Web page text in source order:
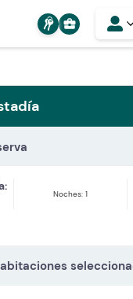
business_center
Noches: 1